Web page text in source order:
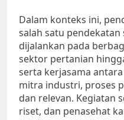
Dalam konteks ini,
salah satu
dijalankan pada
sektor pertanian
serta kerjasama
mitra industri, proses
dan relevan. Kegiatan
riset, dan penasehat